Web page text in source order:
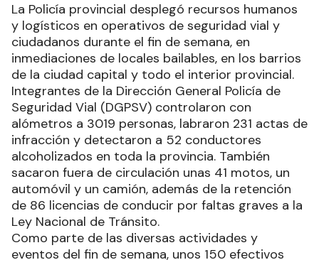
La Policía provincial desplegó recursos humanos
y logísticos en operativos de seguridad vial y
ciudadanos durante el fin de semana, en
inmediaciones de locales bailables, en los barrios
de la ciudad capital y todo el interior provincial.
Integrantes de la Dirección General Policía de
Seguridad Vial (DGPSV) controlaron con
alómetros a 3019 personas, labraron 231 actas de
infracción y detectaron a 52 conductores
alcoholizados en toda la provincia. También
sacaron fuera de circulación unas 41 motos, un
automóvil y un camión, además de la retención
de 86 licencias de conducir por faltas graves a la
Ley Nacional de Tránsito.
Como parte de las diversas actividades y
eventos del fin de semana, unos 150 efectivos